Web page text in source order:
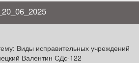
Виды исправительных учреждений
Валентин СДс-122